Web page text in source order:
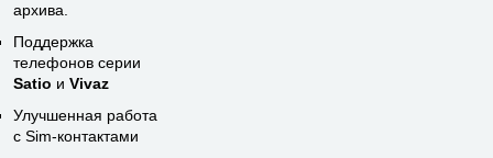
архива.
Поддержка
телефонов серии
Satio и Vivaz
Улучшенная работа
с Sim-контактами